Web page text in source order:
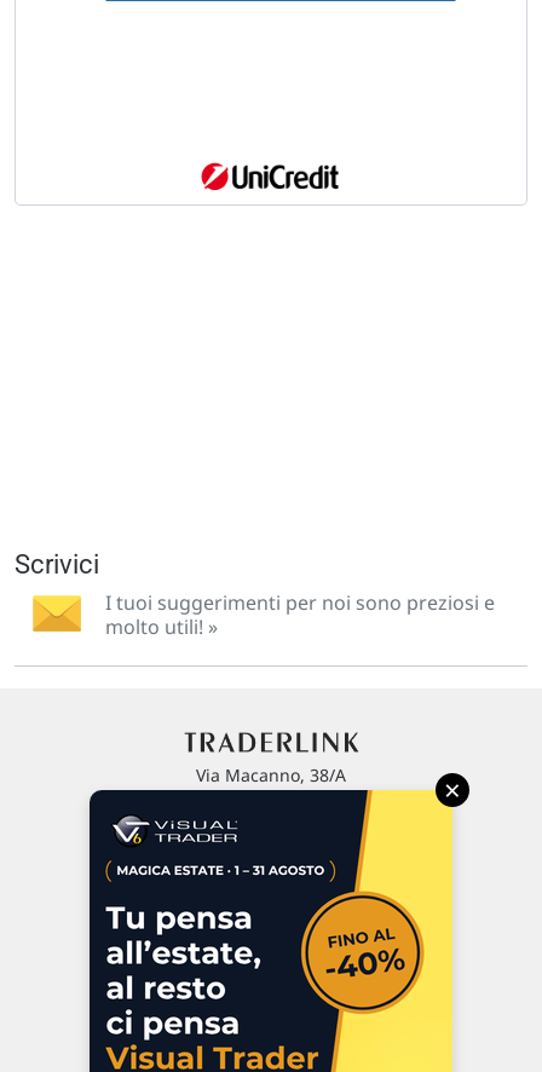
Scrivici
I tuoi suggerimenti per noi sono preziosi e
molto utili! »
Via Macanno, 38/A
P.IVA 02 452 460 401
Commenti e segnalazioni
Contattaci
×